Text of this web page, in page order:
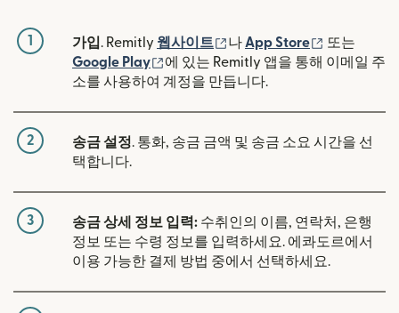
1 가입. Remitly 웹사이트 (새 창에서 열림)
나App Store (새 창에서
또는
Google Play
(새 창에서 열림)
에 있는 Remitly 앱을 통해 이메일 주
소를 사용하여 계정을 만듭니다.
2 송금 설정. 통화, 송금 금액 및 송금 소요 시간을 선
택합니다.
3 송금 상세 정보 입력: 수취인의 이름, 연락처, 은행
정보 또는 수령 정보를 입력하세요. 에콰도르에서
이용 가능한 결제 방법 중에서 선택하세요.